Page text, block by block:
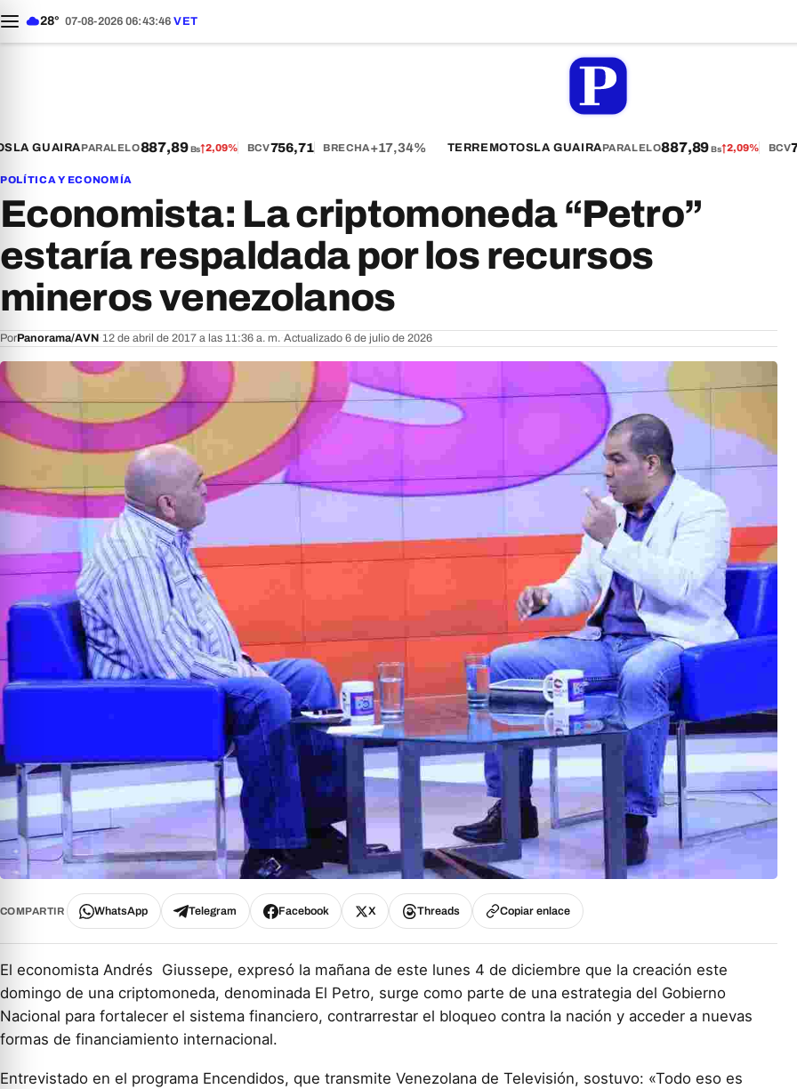
28° 07-08-2026 06:43:47 VET
LA GUAIRAPARALELO887,89Bs↑2,09% BCV756,71 BRECHA+17,34% TERREMOTOSLA GUAIRAPARALELO887,89Bs↑2,09% BCV
POLÍTICA Y ECONOMÍA
Economista: La criptomoneda “Petro”
estaría respaldada por los recursos
mineros venezolanos
PorPanorama/AVN 12 de abril de 2017 a las 11:36 a. m. Actualizado 6 de julio de 2026
COMPARTIR WhatsApp Telegram Facebook X Threads Copiar enlace
El economista Andrés Giussepe, expresó la mañana de este lunes 4 de diciembre que la creación este
domingo de una criptomoneda, denominada El Petro, surge como parte de una estrategia del Gobierno
Nacional para fortalecer el sistema financiero, contrarrestar el bloqueo contra la nación y acceder a nuevas
formas de financiamiento internacional.
Entrevistado en el programa Encendidos, que transmite Venezolana de Televisión, sostuvo: «Todo eso es